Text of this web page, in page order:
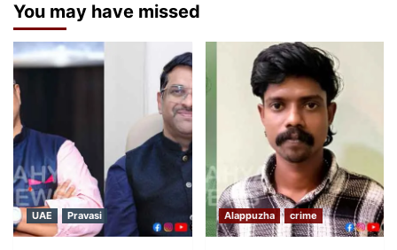
You may have missed
UAE Pravasi Alappuzha crime